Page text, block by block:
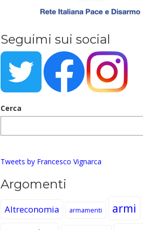
Seguimi sui social
Cerca
Tweets by Francesco Vignarca
Argomenti
Altreconomia armamenti armi